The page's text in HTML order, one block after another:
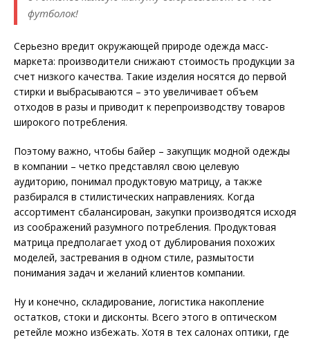
футболок!
Серьезно вредит окружающей природе одежда масс­
маркета: производители снижают стоимость продукции за
счет низкого качества. Такие изделия носятся до первой
стирки и выбрасываются – это увеличивает объем
отходов в разы и приводит к перепроизводству товаров
широкого потребления.
Поэтому важно, чтобы байер – закупщик модной одежды
в компании – четко представлял свою целевую
аудиторию, понимал продуктовую матрицу, а также
разбирался в стилистических направлениях. Когда
ассортимент сбалансирован, закупки производятся исходя
из соображений разумного потребления. Продуктовая
матрица предполагает уход от дублирования похожих
моделей, застревания в одном стиле, размытости
понимания задач и желаний клиентов компании.
Ну и конечно, складирование, логистика накопление
остатков, стоки и дисконты. Всего этого в оптическом
ретейле можно избежать. Хотя в тех салонах оптики, где